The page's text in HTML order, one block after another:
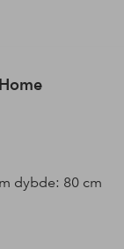
dybde: 80 cm